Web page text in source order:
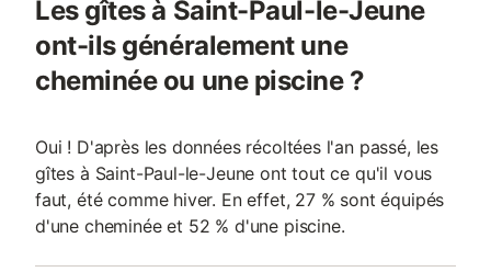
Les gîtes à Saint-Paul-le-Jeune
ont-ils généralement une
cheminée ou une piscine ?
Oui ! D'après les données récoltées l'an passé, les
gîtes à Saint-Paul-le-Jeune ont tout ce qu'il vous
faut, été comme hiver. En effet, 27 % sont équipés
d'une cheminée et 52 % d'une piscine.